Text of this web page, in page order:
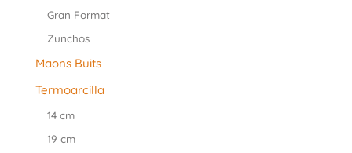
Gran Format
Zunchos
Maons Buits
Termoarcilla
14 cm
19 cm